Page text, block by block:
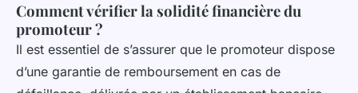
Comment vérifier la solidité financière du
promoteur ?
Il est essentiel de s’assurer que le promoteur dispose
d’une garantie de remboursement en cas de